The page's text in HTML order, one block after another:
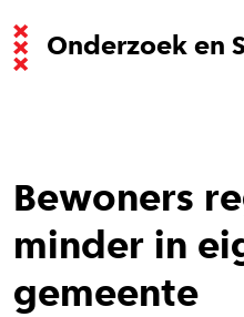
Onderzoek en
Bewoners
minder in
gemeente